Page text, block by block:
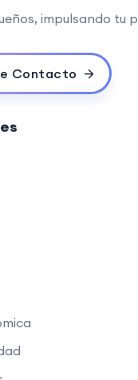
impulsando tu
Contacto